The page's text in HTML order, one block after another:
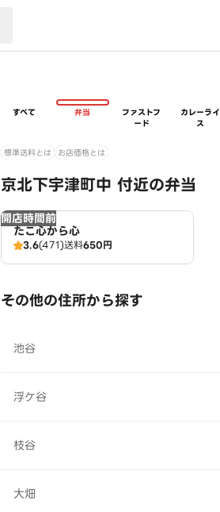
すべて 弁当
ファストフ
ード
カレーライ
ス
標準送料とは お店価格とは
京北下宇津町中 付近の弁当
開店時間前
たこ心から心
3.6(471)送料650円
その他の住所から探す
池谷
浮ケ谷
枝谷
大畑